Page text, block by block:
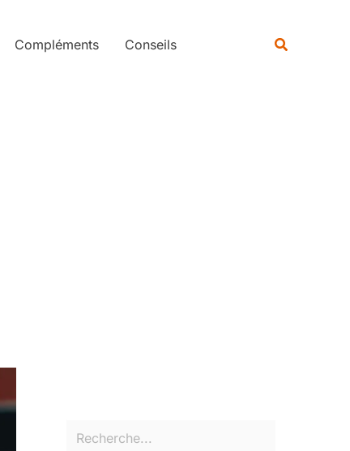
Compléments Conseils